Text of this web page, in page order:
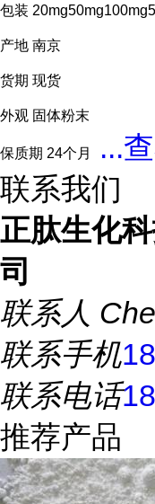
包装
产地 南京
货期 现货
外观 固体粉末
保质期 24个月 ...
联系我们
正肽生化
司
联系人
联系手机
联系电话
推荐产品